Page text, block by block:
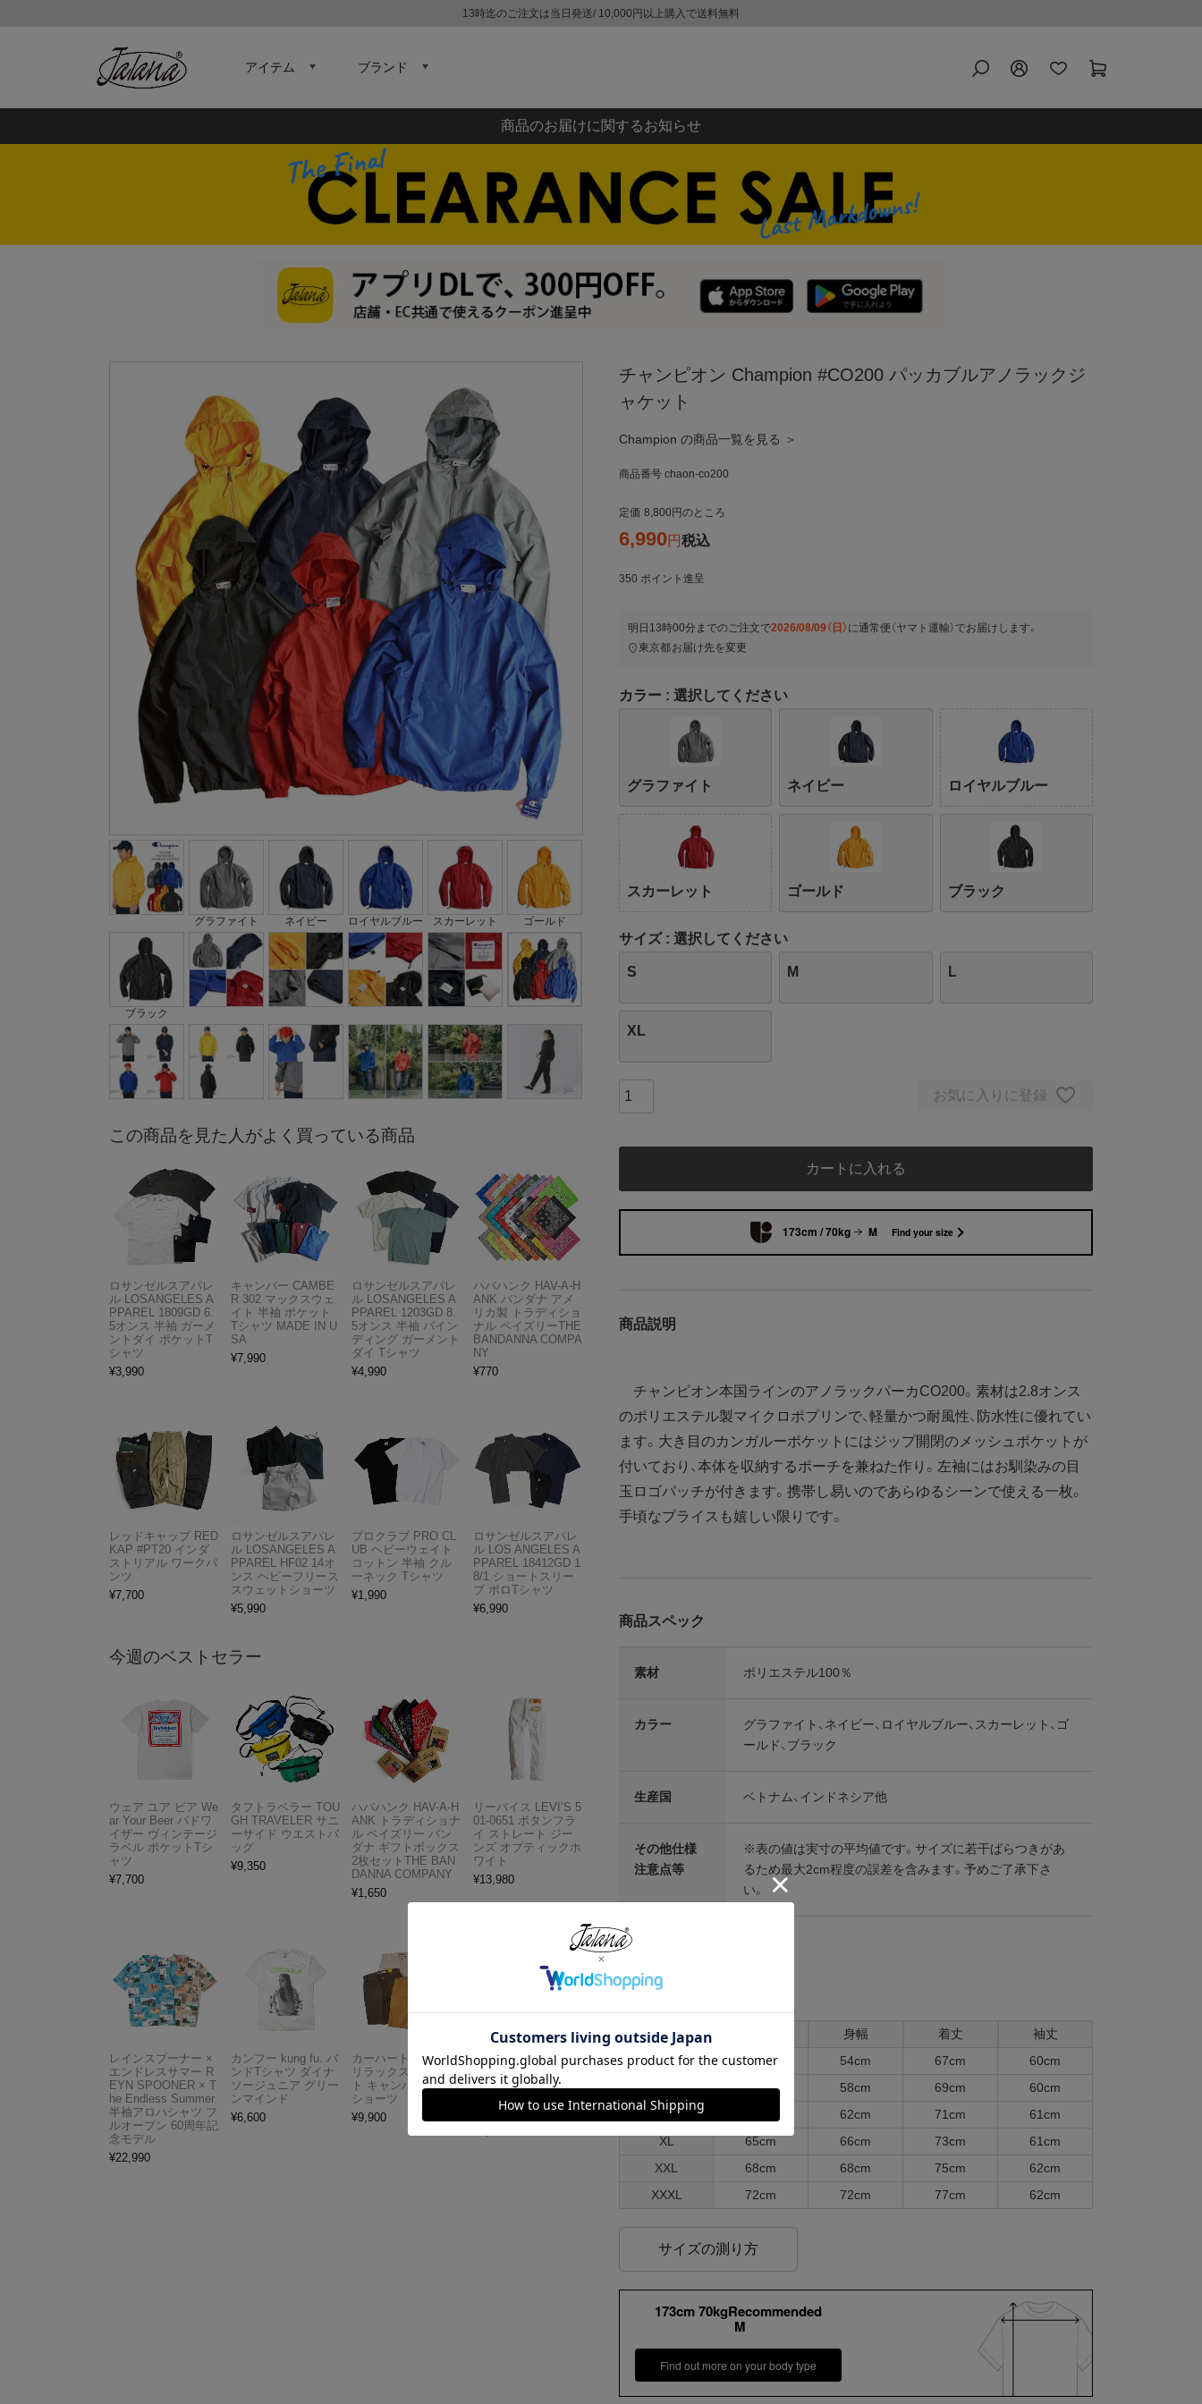
13時迄のご注文は当日発送/ 10,000円以上購入で送料無料
アイテム ブランド
商品のお届けに関するお知らせ
グラファイト ネイビー ロイヤルブルー スカーレット ゴールド
ブラック
チャンピオン Champion #CO200 パッカブルアノラックジ
ャケット
Champion の商品一覧を見る ＞
商品番号 chaon-co200
定価 8,800 のところ
6,990 税込
350 ポイント進呈
明日 13時00分 までのご注文で2026/08/09（日） に通常便（ヤマト運輸） でお届けします。
東京都お届け先を変更
カラー 選択してください
グラファイト ネイビー ロイヤルブルー
スカーレット ゴールド ブラック
サイズ 選択してください
S M L
XL
お気に入りに登録
カートに入れる
173cm / 70kg M Find your size
商品説明
チャンピオン本国ラインのアノラックパーカCO200。素材は2.8オンス
のポリエステル製マイクロポプリンで、軽量かつ耐風性、防水性に優れてい
ます。大き目のカンガルーポケットにはジップ開閉のメッシュポケットが
付いており、本体を収納するポーチを兼ねた作り。左袖にはお馴染みの目
玉ロゴパッチが付きます。携帯し易いのであらゆるシーンで使える一枚。
手頃なプライスも嬉しい限りです。
商品スペック
素材 ポリエステル100％
カラー
グラファイト、ネイビー、ロイヤルブルー、スカーレット、ゴ
ールド、ブラック
生産国 ベトナム、インドネシア他
その他仕様
注意点等
※表の値は実寸の平均値です。サイズに若干ばらつきがあ
るため最大2cm程度の誤差を含みます。予めご了承下さ
い。
各部実寸平均値
サイズ 身幅 着丈
袖丈
S
54cm 54cm 67cm
60cm
M
57cm 58cm 69cm
60cm
L
62cm 71cm
61cm
XL
65cm 66cm 73cm
61cm
XXL
68cm 68cm 75cm
62cm
XXXL
72cm 72cm 77cm 62cm
サイズの測り方
173cm 70kgRecommended
M
Find out more on your body type
この商品を見た人がよく買っている商品
ロサンゼルスアパレ
ル LOSANGELES A
PPAREL 1809GD 6.
5オンス 半袖 ガーメ
ントダイ ポケットT
シャツ
¥3,990
キャンバー CAMBE
R 302 マックスウェ
イト 半袖 ポケット
Tシャツ MADE IN U
SA
¥7,990
ロサンゼルスアパレ
ル LOSANGELES A
PPAREL 1203GD 8.
5オンス 半袖 バイン
ディング ガーメント
ダイ Tシャツ
¥4,990
ハバハンク HAV-A-H
ANK バンダナ アメ
リカ製 トラディショ
ナル ペイズリーTHE
BANDANNA COMPA
NY
¥770
レッドキャップ RED
KAP #PT20 インダ
ストリアル ワークパ
ンツ
¥7,700
ロサンゼルスアパレ
ル LOSANGELES A
PPAREL HF02 14オ
ンス ヘビーフリース
スウェットショーツ
¥5,990
プロクラブ PRO CL
UB ヘビーウェイト
コットン 半袖 クル
ーネック Tシャツ
¥1,990
ロサンゼルスアパレ
ル LOS ANGELES A
PPAREL 18412GD 1
8/1 ショートスリー
ブ ポロTシャツ
¥6,990
今週のベストセラー
ウェア ユア ビア We
ar Your Beer バドワ
イザー ヴィンテージ
ラベル ポケットTシ
ャツ
¥7,700
タフトラベラー TOU
GH TRAVELER サニ
ーサイド ウエストバ
ッグ
¥9,350
ハバハンク HAV-A-H
ANK トラディショナ
ル ペイズリー バン
ダナ ギフトボックス
2枚セットTHE BAN
DANNA COMPANY
¥1,650
リーバイス LEVI’S 5
01-0651 ボタンフラ
イ ストレート ジー
ンズ オプティックホ
ワイト
¥13,980
レインスプーナー ×
エンドレスサマー R
EYN SPOONER × T
he Endless Summer
半袖アロハシャツ フ
ルオープン 60周年記
念モデル
¥22,990
カンフー kung fu. バ
ンドTシャツ ダイナ
ソージュニア グリー
ンマインド
¥6,600
カーハート Carhartt
リラックスドフィッ
ト キャンバスワーク
ショーツ
¥9,900
アメリカンクラシッ
クス AMERICAN CL
ASSICS ムービーT
シャツ フォレストガ
ンプ ロゴ＆ベンチ